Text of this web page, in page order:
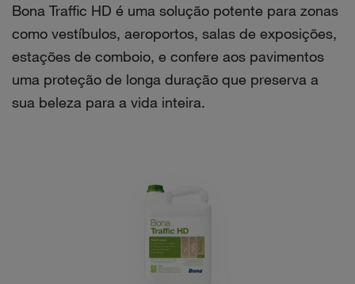
Bona Traffic HD é uma solução potente para zonas
como vestíbulos, aeroportos, salas de exposições,
estações de comboio, e confere aos pavimentos
uma proteção de longa duração que preserva a
sua beleza para a vida inteira.